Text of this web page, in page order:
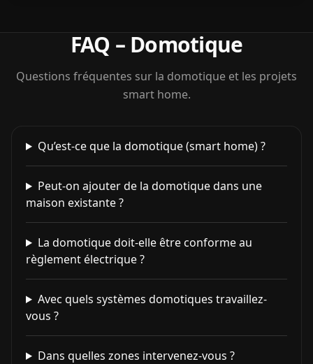
FAQ – Domotique
Questions fréquentes sur la domotique et les projets
smart home.
Qu’est-ce que la domotique (smart home) ?
Peut-on ajouter de la domotique dans une
maison existante ?
La domotique doit-elle être conforme au
règlement électrique ?
Avec quels systèmes domotiques travaillez-
vous ?
Dans quelles zones intervenez-vous ?